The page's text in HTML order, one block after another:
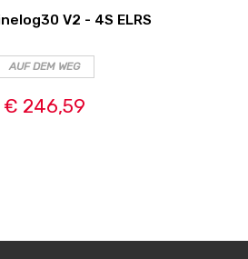
V2 - 4S ELRS
AUF DEM WEG
€ 246,59